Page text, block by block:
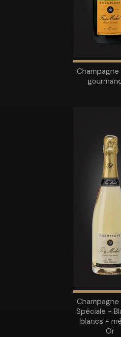
Champagne
Champagne
Spéciale -
blancs -
Or